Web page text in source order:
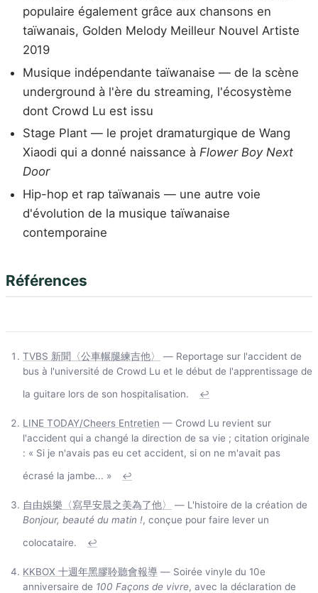
populaire également grâce aux chansons en
taïwanais, Golden Melody Meilleur Nouvel Artiste
2019
Musique indépendante taïwanaise — de la scène
underground à l'ère du streaming, l'écosystème
dont Crowd Lu est issu
Stage Plant — le projet dramaturgique de Wang
Xiaodi qui a donné naissance à Flower Boy Next
Door
Hip-hop et rap taïwanais — une autre voie
d'évolution de la musique taïwanaise
contemporaine
Références
TVBS 新聞〈公車輾腿練吉他〉
— Reportage sur l'accident de
bus à l'université de Crowd Lu et le début de l'apprentissage de
la guitare lors de son hospitalisation.
↩
LINE TODAY/Cheers Entretien — Crowd Lu revient sur
l'accident qui a changé la direction de sa vie ; citation originale
: « Si je n'avais pas eu cet accident, si on ne m'avait pas
écrasé la jambe... »
↩
自由娛樂〈寫早安晨之美為了他〉
— L'histoire de la création de
Bonjour, beauté du matin !, conçue pour faire lever un
colocataire.
↩
KKBOX 十週年黑膠聆聽會報導 — Soirée vinyle du 10e
anniversaire de 100 Façons de vivre, avec la déclaration de